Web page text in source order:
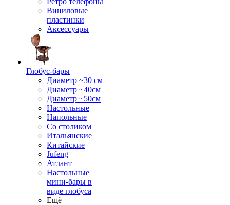
Виниловые
пластинки
Аксессуары
Глобус-бары
Диаметр ~30 см
Диаметр ~40см
Диаметр ~50см
Настольные
Напольные
Со столиком
Итальянские
Китайские
Jufeng
Атлант
Настольные
мини-бары в
виде глобуса
Ещё